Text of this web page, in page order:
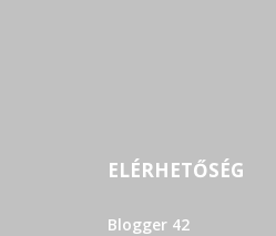
ELÉRHETŐSÉG
Blogger 42